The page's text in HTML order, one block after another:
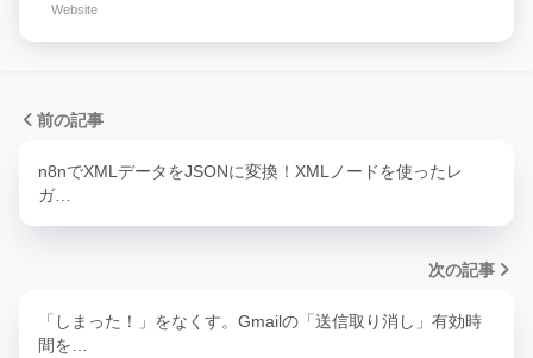
Website
前の記事
n8nでXMLデータをJSONに変換！XMLノードを使ったレ
ガ…
次の記事
「しまった！」をなくす。Gmailの「送信取り消し」有効時
間を…